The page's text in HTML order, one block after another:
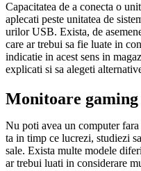
Capacitatea de a conecta o
aplecati peste unitatea de
urilor USB. Exista, de
care ar trebui sa fie luate in
indicatie in acest sens in
explicati si sa alegeti
Monitoare
Nu poti avea un computer
ta in timp ce lucrezi, studiezi
sale. Exista multe modele
ar trebui luati in considerare